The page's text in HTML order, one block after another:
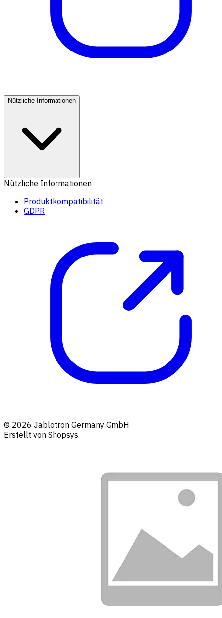
Nützliche Informationen
Nützliche Informationen
Produktkompatibilität
GDPR
© 2026 Jablotron Germany GmbH
Erstellt von Shopsys